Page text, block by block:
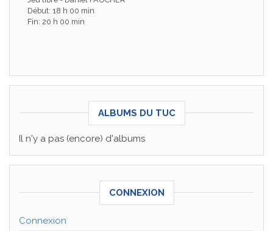
Début: 18 h 00 min
Fin: 20 h 00 min
ALBUMS DU TUC
Il n'y a pas (encore) d'albums
CONNEXION
Connexion